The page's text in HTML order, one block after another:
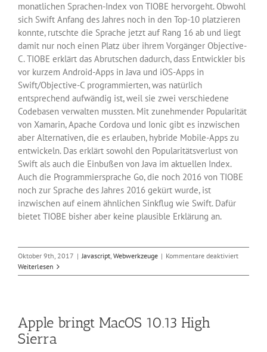
monatlichen Sprachen-Index von TIOBE hervorgeht. Obwohl
sich Swift Anfang des Jahres noch in den Top-10 platzieren
konnte, rutschte die Sprache jetzt auf Rang 16 ab und liegt
damit nur noch einen Platz über ihrem Vorgänger Objective-
C. TIOBE erklärt das Abrutschen dadurch, dass Entwickler bis
vor kurzem Android-Apps in Java und iOS-Apps in
Swift/Objective-C programmierten, was natürlich
entsprechend aufwändig ist, weil sie zwei verschiedene
Codebasen verwalten mussten. Mit zunehmender Popularität
von Xamarin, Apache Cordova und Ionic gibt es inzwischen
aber Alternativen, die es erlauben, hybride Mobile-Apps zu
entwickeln. Das erklärt sowohl den Popularitätsverlust von
Swift als auch die Einbußen von Java im aktuellen Index.
Auch die Programmiersprache Go, die noch 2016 von TIOBE
noch zur Sprache des Jahres 2016 gekürt wurde, ist
inzwischen auf einem ähnlichen Sinkflug wie Swift. Dafür
bietet TIOBE bisher aber keine plausible Erklärung an.
Oktober 9th, 2017 | Javascript, Webwerkzeuge | Kommentare deaktiviertfür
Eine
Weiterlesen
Apple bringt MacOS 10.13 High
Sierra